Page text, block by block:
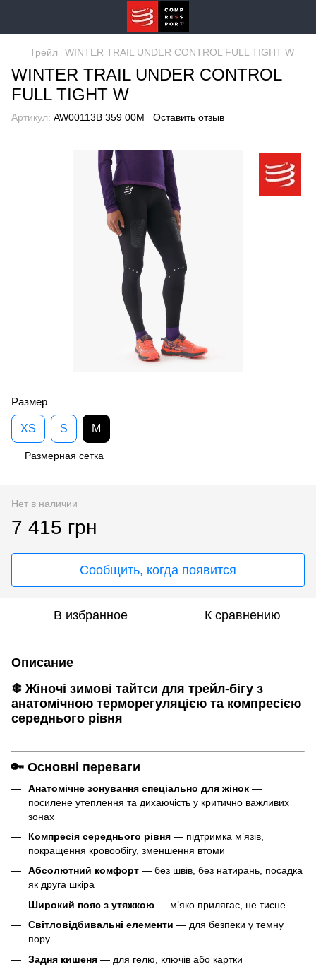
Трейл WINTER TRAIL UNDER CONTROL FULL TIGHT W
WINTER TRAIL UNDER CONTROL
FULL TIGHT W
Артикул: AW00113B 359 00M Оставить отзыв
Размер
XS S M
Размерная сетка
Нет в наличии
7 415 грн
Сообщить, когда появится
В избранное К сравнению
Описание
❄ Жіночі зимові тайтси для трейл-бігу з
анатомічною терморегуляцією та компресією
середнього рівня
🔑 Основні переваги
Анатомічне зонування спеціально для жінок —
посилене утеплення та дихаючість у критично важливих
зонах
Компресія середнього рівня — підтримка м’язів,
покращення кровообігу, зменшення втоми
Абсолютний комфорт — без швів, без натирань, посадка
як друга шкіра
Широкий пояс з утяжкою — м’яко прилягає, не тисне
Світловідбивальні елементи — для безпеки у темну
пору
Задня кишеня — для гелю, ключів або картки